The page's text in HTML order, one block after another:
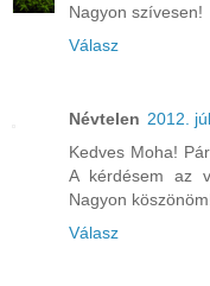
Nagyon szívesen!
Válasz
Névtelen 2012.
Kedves Moha!
A kérdésem az
Nagyon
Válasz